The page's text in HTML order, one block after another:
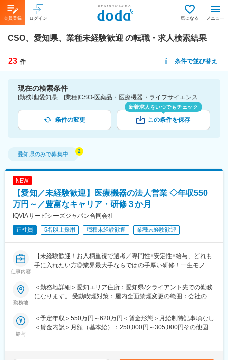
会員登録 ログイン 気になる メニュー
CSO、愛知県、業種未経験歓迎 の転職・求人検索結果
23 件 条件で並び替え
現在の検索条件
[勤務地]愛知県 [業種]CSO-医薬品・医療機器・ライフサイエンス・医療系サービス [こだわり条件ピックアップ]業種未経験歓迎 [詳細条件](募集・採用情報)業種未経験歓迎
条件の変更
新着求人をいつでもチェック
この条件を保存
愛知県のみで募集中
NEW
【愛知／未経験歓迎】医療機器の法人営業 ◇年収550
万円～／豊富なキャリア・研修３か月
IQVIAサービシーズジャパン合同会社
正社員 5名以上採用 職種未経験歓迎 業種未経験歓迎
仕事内容
【未経験歓迎！お人柄重視で選考／専門性×安定性×給与、どれも
手に入れたい方◎業界最大手ならではの手厚い研修！一生モノの
パス豊富】
る「CSO」という業界で世界最大手の企業です。今回はIQVIAの
正社員として、クライアントである医療機器メーカーの名刺を持
勤務地
＜勤務地詳細＞愛知エリア住所：愛知県/クライアント先での勤務
になります。 受動喫煙対策：屋内全面禁煙変更の範囲：会社の定
給与
＜予定年収＞550万円～620万円＜賃金形態＞月給制特記事項なし
＜賃金内訳＞月額（基本給）：250,000円～305,000円その他固定